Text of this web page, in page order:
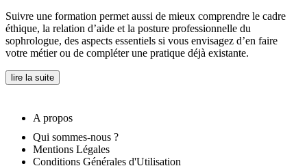
Suivre une formation permet aussi de mieux comprendre le cadre
éthique, la relation d’aide et la posture professionnelle du
sophrologue, des aspects essentiels si vous envisagez d’en faire
votre métier ou de compléter une pratique déjà existante.
lire la suite
A propos
Qui sommes-nous ?
Mentions Légales
Conditions Générales d'Utilisation